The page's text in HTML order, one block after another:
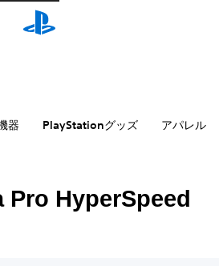
器 PlayStationグッズ アパレル
Pro HyperSpeed